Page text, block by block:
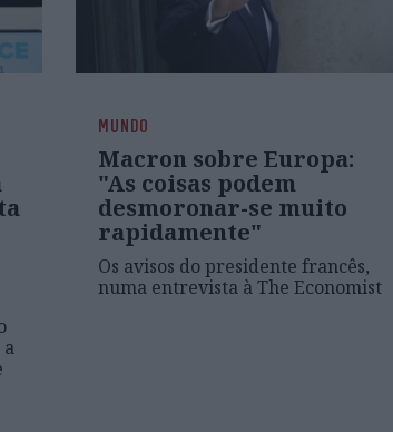
a
MUNDO
Macron sobre Europa:
"As coisas podem
desmoronar-se muito
rapidamente"
Os avisos do presidente francês,
numa entrevista à The Economist